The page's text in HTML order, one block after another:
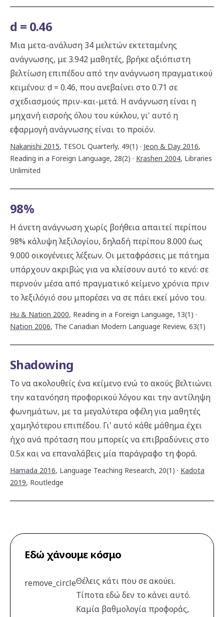
d = 0.46
Μια μετα-ανάλυση 34 μελετών εκτεταμένης
ανάγνωσης, με 3.942 μαθητές, βρήκε αξιόπιστη
βελτίωση επιπέδου από την ανάγνωση πραγματικού
κειμένου: d = 0.46, που ανεβαίνει στο 0.71 σε
σχεδιασμούς πριν-και-μετά. Η ανάγνωση είναι η
μηχανή εισροής όλου του κύκλου, γι' αυτό η
εφαρμογή ανάγνωσης είναι το προϊόν.
Nakanishi 2015, TESOL Quarterly, 49(1) · Jeon & Day 2016,
Reading in a Foreign Language, 28(2) · Krashen 2004, Libraries
Unlimited
98%
Η άνετη ανάγνωση χωρίς βοήθεια απαιτεί περίπου
98% κάλυψη λεξιλογίου, δηλαδή περίπου 8.000 έως
9.000 οικογένειες λέξεων. Οι μεταφράσεις με πάτημα
υπάρχουν ακριβώς για να κλείσουν αυτό το κενό: σε
περνούν μέσα από πραγματικό κείμενο χρόνια πριν
το λεξιλόγιό σου μπορέσει να σε πάει εκεί μόνο του.
Hu & Nation 2000, Reading in a Foreign Language, 13(1) ·
Nation 2006, The Canadian Modern Language Review, 63(1)
Shadowing
Το να ακολουθείς ένα κείμενο ενώ το ακούς βελτιώνει
την κατανόηση προφορικού λόγου και την αντίληψη
φωνημάτων, με τα μεγαλύτερα οφέλη για μαθητές
χαμηλότερου επιπέδου. Γι' αυτό κάθε μάθημα έχει
ήχο ανά πρόταση που μπορείς να επιβραδύνεις στο
0.5x και να επαναλάβεις μία παράγραφο τη φορά.
Hamada 2016, Language Teaching Research, 20(1) · Kadota
2019, Routledge
Εδώ χάνουμε κόσμο
remove_circleΘέλεις κάτι που σε ακούει.
Τίποτα εδώ δεν το κάνει αυτό.
Καμία βαθμολογία προφοράς,